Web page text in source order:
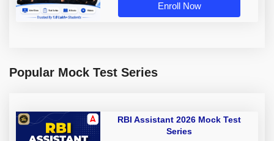
Enroll Now
Popular Mock Test Series
RBI Assistant 2026 Mock Test
Series